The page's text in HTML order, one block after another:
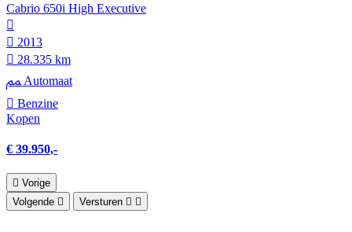
Cabrio 650i High Executive
2013
28.335 km
Automaat
Benzine
Kopen
€ 39.950,-
Vorige
Volgende
Versturen